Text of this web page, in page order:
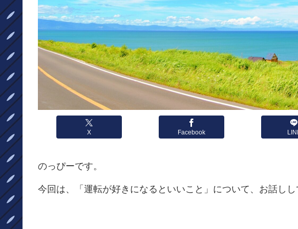
X Facebook
のっぴーです。
今回は、「運転が好きになるといいこと」について、お話しし